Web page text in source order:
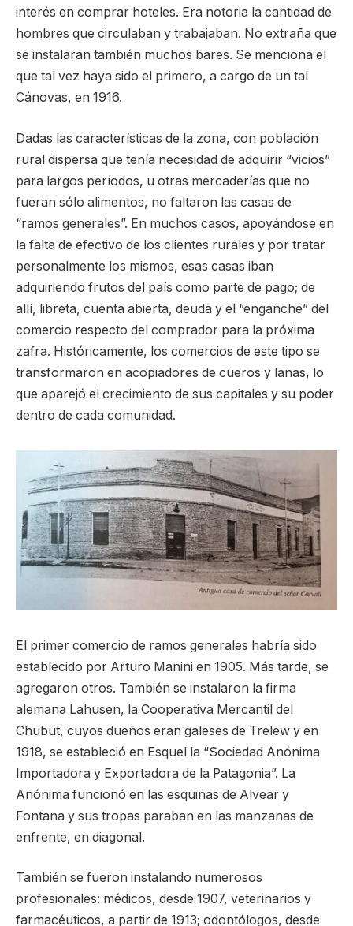
interés en comprar hoteles. Era notoria la cantidad de
hombres que circulaban y trabajaban. No extraña que
se instalaran también muchos bares. Se menciona el
que tal vez haya sido el primero, a cargo de un tal
Cánovas, en 1916.
Dadas las características de la zona, con población
rural dispersa que tenía necesidad de adquirir “vicios”
para largos períodos, u otras mercaderías que no
fueran sólo alimentos, no faltaron las casas de
“ramos generales”. En muchos casos, apoyándose en
la falta de efectivo de los clientes rurales y por tratar
personalmente los mismos, esas casas iban
adquiriendo frutos del país como parte de pago; de
allí, libreta, cuenta abierta, deuda y el “enganche” del
comercio respecto del comprador para la próxima
zafra. Históricamente, los comercios de este tipo se
transformaron en acopiadores de cueros y lanas, lo
que aparejó el crecimiento de sus capitales y su poder
dentro de cada comunidad.
El primer comercio de ramos generales habría sido
establecido por Arturo Manini en 1905. Más tarde, se
agregaron otros. También se instalaron la firma
alemana Lahusen, la Cooperativa Mercantil del
Chubut, cuyos dueños eran galeses de Trelew y en
1918, se estableció en Esquel la “Sociedad Anónima
Importadora y Exportadora de la Patagonia”. La
Anónima funcionó en las esquinas de Alvear y
Fontana y sus tropas paraban en las manzanas de
enfrente, en diagonal.
También se fueron instalando numerosos
profesionales: médicos, desde 1907, veterinarios y
farmacéuticos, a partir de 1913; odontólogos, desde